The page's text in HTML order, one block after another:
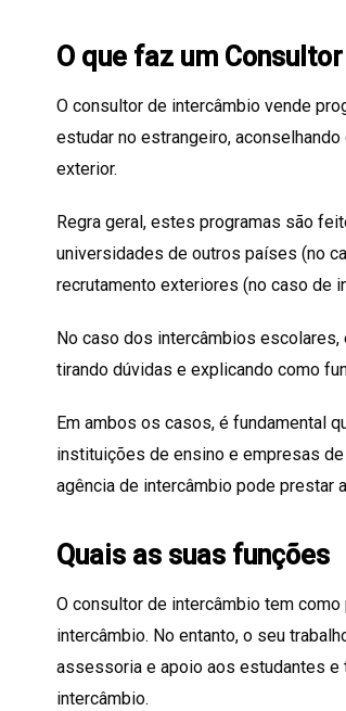
O que faz um
O consultor de intercâmbio vende
estudar no estrangeiro,
exterior.
Regra geral, estes programas são
universidades de outros países (no
recrutamento exteriores (no caso de
No caso dos intercâmbios
tirando dúvidas e explicando como
Em ambos os casos, é fundamental
instituições de ensino e empresas de
agência de intercâmbio pode prestar
Quais as suas funções
O consultor de intercâmbio tem
intercâmbio. No entanto, o seu
assessoria e apoio aos estudantes e
intercâmbio.